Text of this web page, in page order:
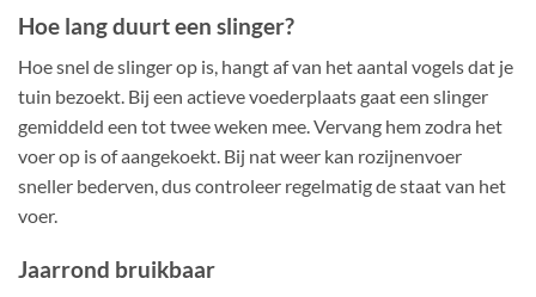
Hoe lang duurt een slinger?
Hoe snel de slinger op is, hangt af van het aantal vogels dat je
tuin bezoekt. Bij een actieve voederplaats gaat een slinger
gemiddeld een tot twee weken mee. Vervang hem zodra het
voer op is of aangekoekt. Bij nat weer kan rozijnenvoer
sneller bederven, dus controleer regelmatig de staat van het
voer.
Jaarrond bruikbaar